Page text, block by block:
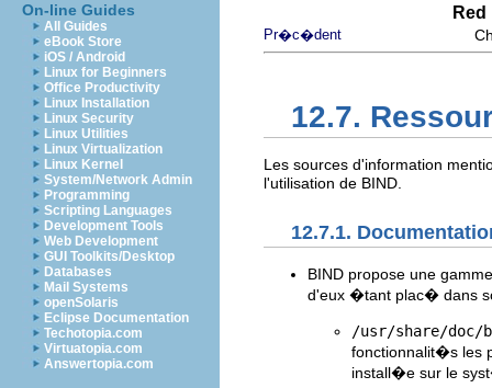
On-line Guides
All Guides
eBook Store
iOS / Android
Linux for Beginners
Office Productivity
Linux Installation
Linux Security
Linux Utilities
Linux Virtualization
Linux Kernel
System/Network Admin
Programming
Scripting Languages
Development Tools
Web Development
GUI Toolkits/Desktop
Databases
Mail Systems
openSolaris
Eclipse Documentation
Techotopia.com
Virtuatopia.com
Answertopia.com
Pr�c�dent
12.7.
Les sources d'information
l'utilisation de BIND.
12.7.1.
BIND propose une
d'eux �tant plac� dans
/usr/share/doc/
fonctionnalit�s les
install�e sur le